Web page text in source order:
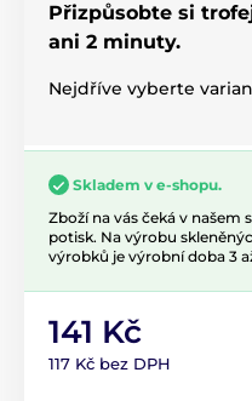
Přizpůsobte si
ani 2 minuty.
Nejdříve vyberte
Skladem v e-shopu.
Zboží na vás čeká v našem
potisk. Na výrobu
výrobků je výrobní doba 3
141 Kč
117 Kč bez DPH